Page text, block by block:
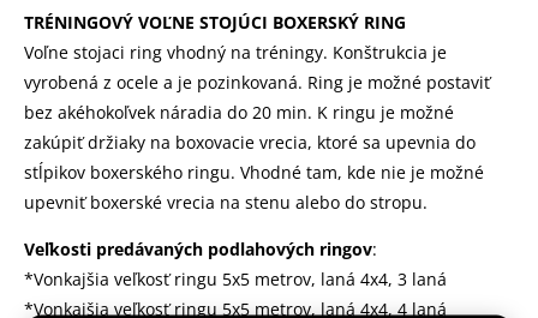
TRÉNINGOVÝ VOĽNE STOJÚCI BOXERSKÝ RING
Voľne stojaci ring vhodný na tréningy. Konštrukcia je
vyrobená z ocele a je pozinkovaná. Ring je možné postaviť
bez akéhokoľvek náradia do 20 min. K ringu je možné
zakúpiť držiaky na boxovacie vrecia, ktoré sa upevnia do
stĺpikov boxerského ringu. Vhodné tam, kde nie je možné
upevniť boxerské vrecia na stenu alebo do stropu.
Veľkosti predávaných podlahových ringov:
*Vonkajšia veľkosť ringu 5x5 metrov, laná 4x4, 3 laná
*Vonkajšia veľkosť ringu 5x5 metrov, laná 4x4, 4 laná